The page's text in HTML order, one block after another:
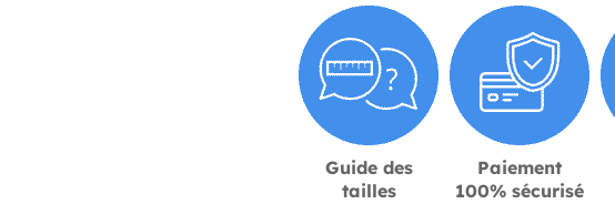
Guide des
tailles
Paiement
100% sécurisé